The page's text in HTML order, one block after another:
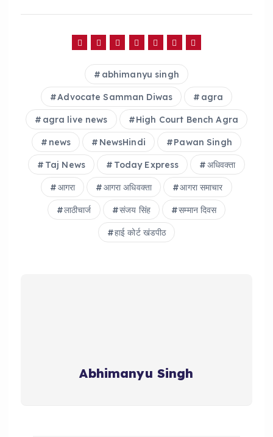
c
o
o
k
a
ts
p
p
a
re
abhimanyu singh
Advocate Samman Diwas agra
agra live news High Court Bench Agra
news NewsHindi Pawan Singh
Taj News Today Express अधिवक्ता
आगरा आगरा अधिवक्ता आगरा समाचार
लाठीचार्ज संजय सिंह सम्मान दिवस
हाई कोर्ट खंडपीठ
Abhimanyu Singh